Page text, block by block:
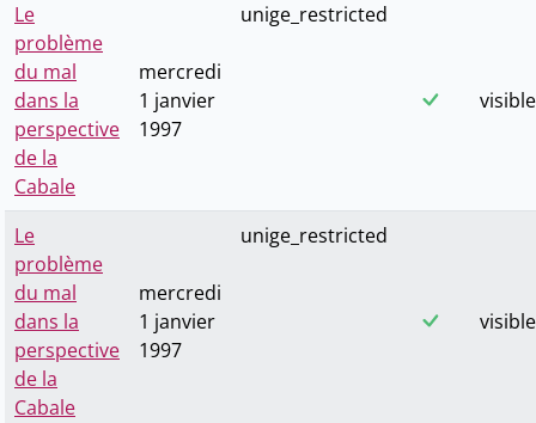
Le
problème
du mal
dans la
perspective
de la
Cabale
mercredi
1 janvier
1997
unige_restricted
visible
Le
problème
du mal
dans la
perspective
de la
Cabale
mercredi
1 janvier
1997
unige_restricted
visible